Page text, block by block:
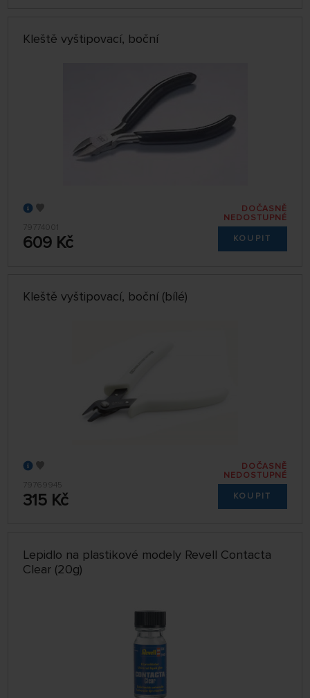
Kleště vyštipovací, boční
79774001
609 Kč
DOČASNĚ
NEDOSTUPNÉ
KOUPIT
Kleště vyštipovací, boční (bílé)
79769945
315 Kč
DOČASNĚ
NEDOSTUPNÉ
KOUPIT
Lepidlo na plastikové modely Revell Contacta
Clear (20g)